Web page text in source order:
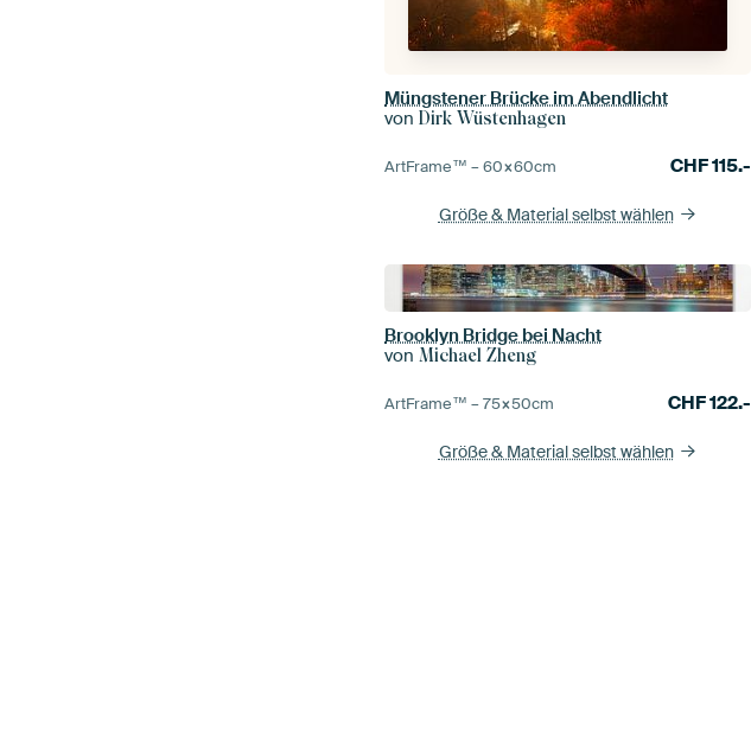
Müngstener Brücke im Abendlicht
vonDirk Wüstenhagen
ArtFrame™ –60×60cm CHF115.-
Größe & Material selbst wählen
Brooklyn Bridge bei Nacht
vonMichael Zheng
ArtFrame™ –75×50cm CHF122.-
Größe & Material selbst wählen